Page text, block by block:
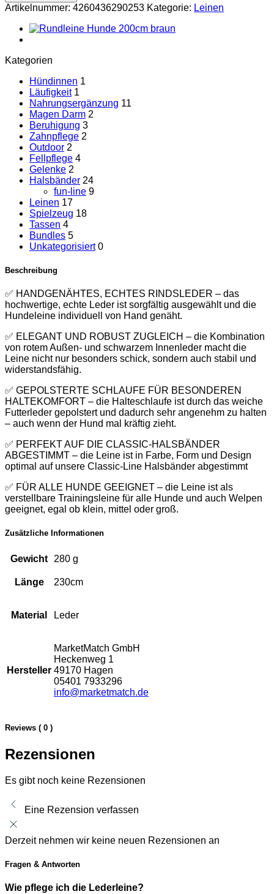
Leder
-
Trainingsleine
-
Line
Rot)
Menge
Artikelnummer: 4260436290253 Kategorie: Leinen
Kategorien
Hündinnen 1
Läufigkeit 1
Nahrungsergänzung 11
Magen Darm 2
Beruhigung 3
Zahnpflege 2
Outdoor 2
Fellpflege 4
Gelenke 2
Halsbänder 24
fun-line 9
Leinen 17
Spielzeug 18
Tassen 4
Bundles 5
Unkategorisiert 0
Beschreibung
✅ HANDGENÄHTES, ECHTES RINDSLEDER – das
hochwertige, echte Leder ist sorgfältig ausgewählt und die
Hundeleine individuell von Hand genäht.
✅ ELEGANT UND ROBUST ZUGLEICH – die Kombination
von rotem Außen- und schwarzem Innenleder macht die
Leine nicht nur besonders schick, sondern auch stabil und
widerstandsfähig.
✅ GEPOLSTERTE SCHLAUFE FÜR BESONDEREN
HALTEKOMFORT – die Halteschlaufe ist durch das weiche
Futterleder gepolstert und dadurch sehr angenehm zu halten
– auch wenn der Hund mal kräftig zieht.
✅ PERFEKT AUF DIE CLASSIC-HALSBÄNDER
ABGESTIMMT – die Leine ist in Farbe, Form und Design
optimal auf unsere Classic-Line Halsbänder abgestimmt
✅ FÜR ALLE HUNDE GEEIGNET – die Leine ist als
verstellbare Trainingsleine für alle Hunde und auch Welpen
geeignet, egal ob klein, mittel oder groß.
Zusätzliche Informationen
Gewicht 280 g
Länge 230cm
Material Leder
Hersteller
MarketMatch GmbH
Heckenweg 1
49170 Hagen
05401 7933296
info@marketmatch.de
Reviews ( 0 )
Rezensionen
Es gibt noch keine Rezensionen
Eine Rezension verfassen
Derzeit nehmen wir keine neuen Rezensionen an
Fragen & Antworten
Wie pflege ich die Lederleine?